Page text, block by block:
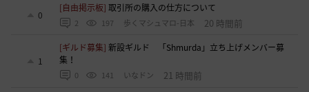
0
[自由掲示板]取引所の購入の仕方について
2 197 歩くマシュマロ-日本 20 時間前
1
[ギルド募集]新設ギルド 「Shmurda」立ち上げメンバー募
集！
0 141 いなドン 21 時間前